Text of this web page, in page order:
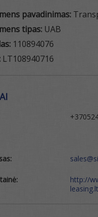
pavadinimas:
tipas: UAB
110894076
LT108940716
http://